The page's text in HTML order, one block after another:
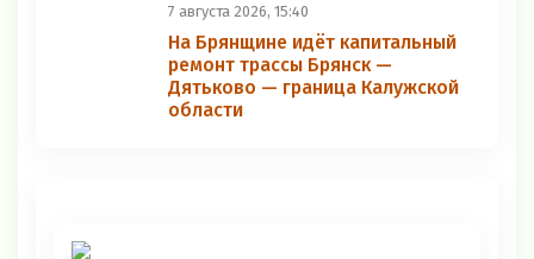
7 августа 2026, 15:40
На Брянщине идёт капитальный
ремонт трассы Брянск —
Дятьково — граница Калужской
области